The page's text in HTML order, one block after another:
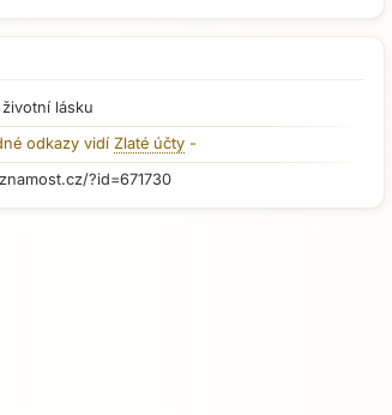
lásku
odkazy vidí Zlaté účty -
?id=671730